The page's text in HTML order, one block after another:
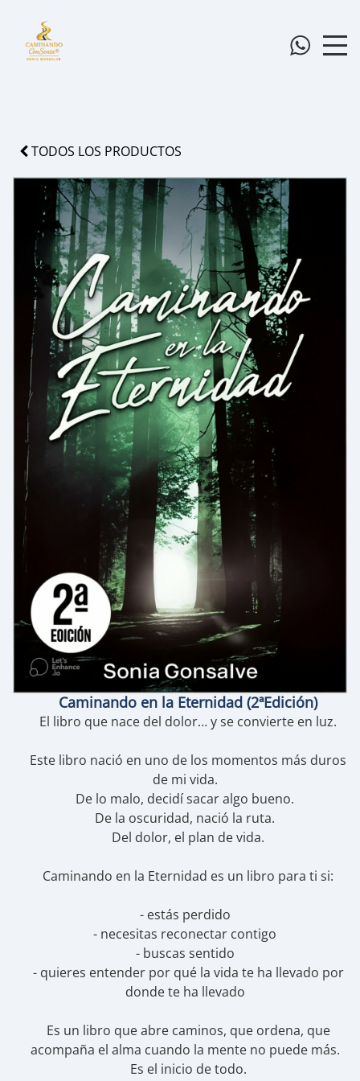
TODOS LOS PRODUCTOS
Caminando en la Eternidad (2ªEdición)
El libro que nace del dolor… y se convierte en luz.
Este libro nació en uno de los momentos más duros
de mi vida.
De lo malo, decidí sacar algo bueno.
De la oscuridad, nació la ruta.
Del dolor, el plan de vida.
Caminando en la Eternidad es un libro para ti si:
- estás perdido
- necesitas reconectar contigo
- buscas sentido
- quieres entender por qué la vida te ha llevado por
donde te ha llevado
Es un libro que abre caminos, que ordena, que
acompaña el alma cuando la mente no puede más.
Es el inicio de todo.